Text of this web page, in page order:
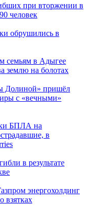
при вторжении в
человек
обрушились в
семьям в Адыгее
землю на болотах
Долиной» пришёл
с «вечными»
БПЛА на
в
в результате
энергохолдинг
взятках